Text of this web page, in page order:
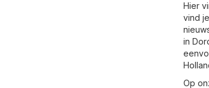
Hier
vind
in
Op